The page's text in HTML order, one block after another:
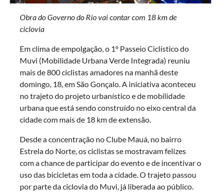
Obra do Governo do Rio vai contar com 18 km de
ciclovia
Em clima de empolgação, o 1º Passeio Ciclístico do
Muvi (Mobilidade Urbana Verde Integrada) reuniu
mais de 800 ciclistas amadores na manhã deste
domingo, 18, em São Gonçalo. A iniciativa aconteceu
no trajeto do projeto urbanístico e de mobilidade
urbana que está sendo construído no eixo central da
cidade com mais de 18 km de extensão.
Desde a concentração no Clube Mauá, no bairro
Estrela do Norte, os ciclistas se mostravam felizes
com a chance de participar do evento e de incentivar o
uso das bicicletas em toda a cidade. O trajeto passou
por parte da ciclovia do Muvi, já liberada ao público.